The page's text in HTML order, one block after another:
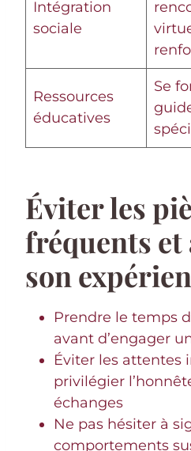
Intégration
sociale
Ressources
éducatives
Se
Éviter les
fréquents
son
Prendre le temps
avant d’engager
Éviter les attentes
privilégier
échanges
Ne pas hésiter à
comportements